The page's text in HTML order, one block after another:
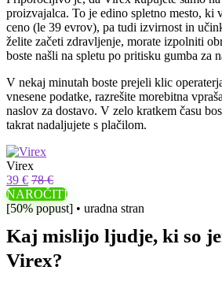
proizvajalca. To je edino spletno mesto, ki
ceno (le 39 evrov), pa tudi izvirnost in
želite začeti zdravljenje, morate izpolniti
boste našli na spletu po pritisku gumba za
V nekaj minutah boste prejeli klic
vnesene podatke, razrešite morebitna
naslov za dostavo. V zelo kratkem času
takrat nadaljujete s plačilom.
Virex
39 € 78 €
NAROČITI
[50% popust] • uradna stran
Kaj mislijo ljudje, ki so
Virex?